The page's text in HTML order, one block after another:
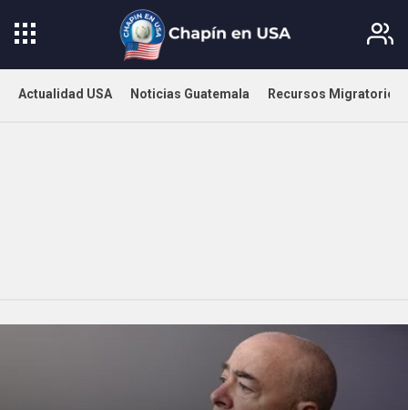
Actualidad USA Noticias Guatemala Recursos Migratorios